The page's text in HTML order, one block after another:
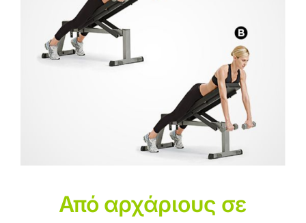
Από αρχάριους σε